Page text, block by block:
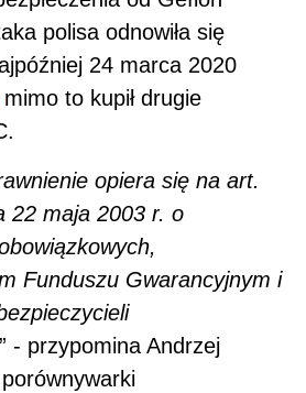
polisa odnowiła się
24 marca 2020
mimo to kupił drugie
opiera się na art.
22 maja 2003 r. o
Funduszu Gwarancyjnym i
” - przypomina Andrzej